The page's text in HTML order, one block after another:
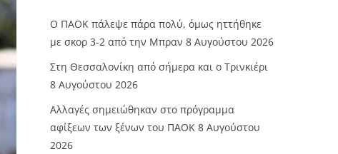
Ο ΠΑΟΚ πάλεψε πάρα πολύ, όμως ηττήθηκε
με σκορ 3-2 από την Μπραν 8 Αυγούστου 2026
Στη Θεσσαλονίκη από σήμερα και ο Τρινκιέρι
8 Αυγούστου 2026
Αλλαγές σημειώθηκαν στο πρόγραμμα
αφίξεων των ξένων του ΠΑΟΚ 8 Αυγούστου
2026